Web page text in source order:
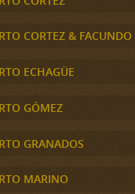
CORTEZ & FACUNDO
ECHAGÜE
GÓMEZ
GRANADOS
MARINO